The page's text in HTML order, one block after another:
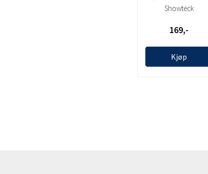
(Brown) 0.7x87cm
Showteck
169,-
Kjøp